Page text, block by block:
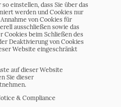
einstellen, dass Sie über das
werden und Cookies nur
von Cookies für
ausschließen sowie das
Cookies beim Schließen des
Deaktivierung von Cookies
Website eingeschränkt
auf dieser Website
Sie dieser
& Compliance